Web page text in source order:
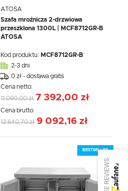
ATOSA
Szafa mroźnicza 2-drzwiowa
przeszklona 1300L | MCF8712GR-B
ATOSA
Kod produktu: MCF8712GR-B
2-3 dni
0 zł - dostawa gratis
Cena netto:
11 090,00 zł 7 392,00 zł
Cena brutto:
13 640,70 zł 9 092,16 zł
BESTSELLER
-12%
SEE REVIEWS